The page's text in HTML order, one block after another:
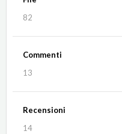
82
Commenti
13
Recensioni
14